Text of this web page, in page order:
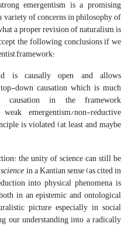
emergentism is a promising
variety of concerns in philosophy of
a proper revision of naturalism is
the following conclusions if we
framework:
is causally open and allows
down causation which is much
in the framework
emergentism/non-reductive
is violated (at least and maybe
the unity of science can still be
in a Kantian sense (as cited in
into physical phenomena is
in an epistemic and ontological
picture especially in social
our understanding into a radically